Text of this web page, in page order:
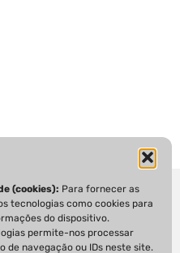
(cookies): Para fornecer as
tecnologias como cookies para
do dispositivo.
permite-nos processar
de navegação ou IDs neste site.